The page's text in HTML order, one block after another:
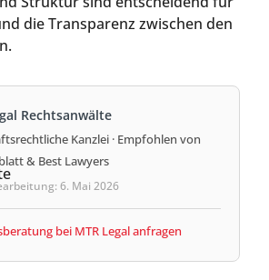
die Transparenz zwischen den
Rechtsanwälte
Kanzlei · Empfohlen von
& Best Lawyers
6. Mai 2026
bei MTR Legal anfragen